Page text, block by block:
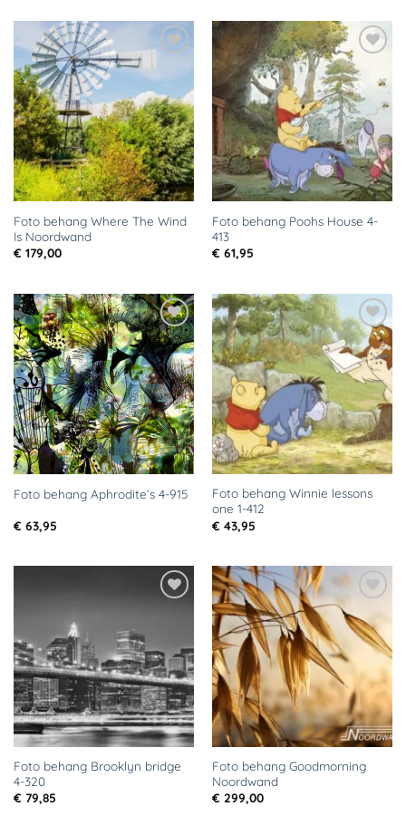
Toevoegen
aan
verlanglijst
Foto behang Where The Wind
Is Noordwand
€ 179,00
Toevoegen
aan
verlanglijst
Foto behang Poohs House 4-
413
€ 61,95
Toevoegen
aan
verlanglijst
Foto behang Aphrodite’s 4-915
€ 63,95
Toevoegen
aan
verlanglijst
Foto behang Winnie lessons
one 1-412
€ 43,95
verlanglijst
Foto behang Brooklyn bridge
4-320
€ 79,85
Toevoegen
aan
verlanglijst
Foto behang Goodmorning
Noordwand
€ 299,00